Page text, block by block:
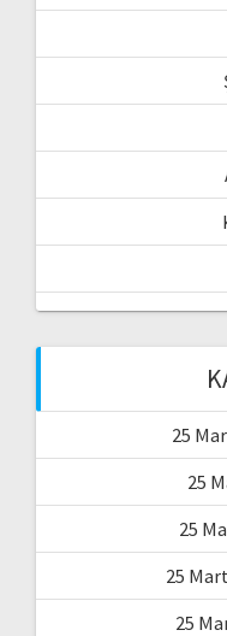
25
25
25
25
25